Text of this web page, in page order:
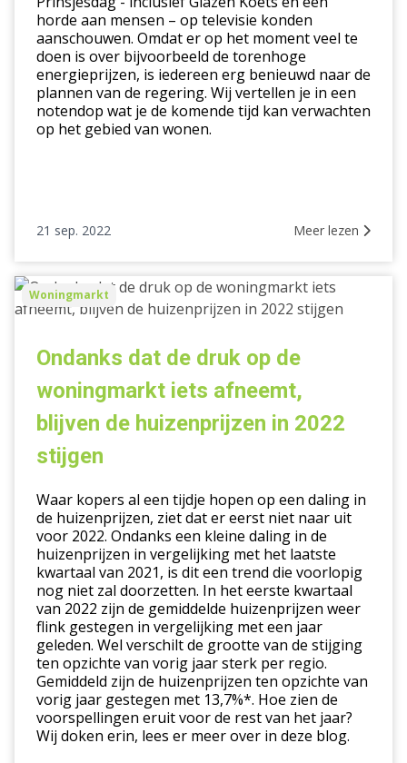
van
wonen?
horde aan mensen – op televisie konden
aanschouwen. Omdat er op het moment veel te
doen is over bijvoorbeeld de torenhoge
energieprijzen, is iedereen erg benieuwd naar de
plannen van de regering. Wij vertellen je in een
notendop wat je de komende tijd kan verwachten
op het gebied van wonen.
21 sep. 2022 Meer lezen
Ondanks
dat
druk
woningmarkt
afneemt,
huizenprijzen
2022
stijgen
Woningmarkt
Ondanks dat de druk op de
woningmarkt iets afneemt,
blijven de huizenprijzen in 2022
stijgen
Waar kopers al een tijdje hopen op een daling in
de huizenprijzen, ziet dat er eerst niet naar uit
voor 2022. Ondanks een kleine daling in de
huizenprijzen in vergelijking met het laatste
kwartaal van 2021, is dit een trend die voorlopig
nog niet zal doorzetten. In het eerste kwartaal
van 2022 zijn de gemiddelde huizenprijzen weer
flink gestegen in vergelijking met een jaar
geleden. Wel verschilt de grootte van de stijging
ten opzichte van vorig jaar sterk per regio.
Gemiddeld zijn de huizenprijzen ten opzichte van
vorig jaar gestegen met 13,7%*. Hoe zien de
voorspellingen eruit voor de rest van het jaar?
Wij doken erin, lees er meer over in deze blog.